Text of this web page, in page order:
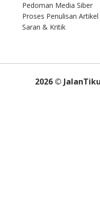
Pedoman Media Siber
Proses Penulisan Artikel
Saran & Kritik
2026©